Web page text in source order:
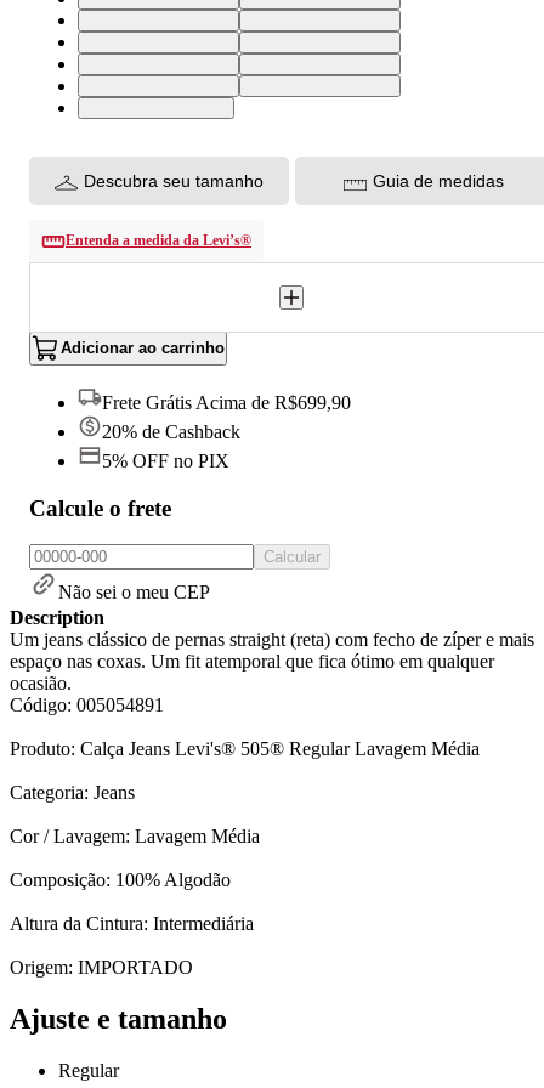
46X34 USA | 56 BR36X36 USA | 46 BR
38X36 USA | 48 BR40X36 USA | 50 BR
32X36 USA | 40 BR33X36 USA | 42 BR
34X36 USA | 44 BR30X36 USA | 38 BR
32x33 USA | 40 BR
Descubra seu tamanho Guia de medidas
Entenda a medida da Levi’s®
Adicionar ao carrinho
Frete Grátis Acima de R$699,90
20% de Cashback
5% OFF no PIX
Calcule o frete
Calcular
Não sei o meu CEP
Description
Um jeans clássico de pernas straight (reta) com fecho de zíper e mais
espaço nas coxas. Um fit atemporal que fica ótimo em qualquer
ocasião.
Código: 005054891
Produto: Calça Jeans Levi's® 505® Regular Lavagem Média
Categoria: Jeans
Cor / Lavagem: Lavagem Média
Composição: 100% Algodão
Altura da Cintura: Intermediária
Origem: IMPORTADO
Ajuste e tamanho
Regular